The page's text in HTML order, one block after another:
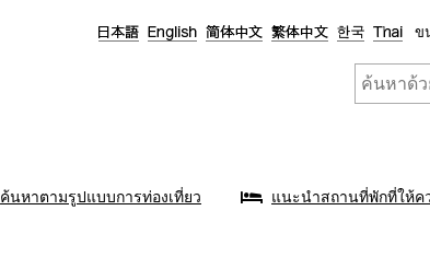
ข
ค้นหาตามรูปแบบการท่องเที่ยว แนะนำสถานที่พักที่ให้ค